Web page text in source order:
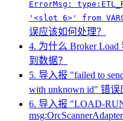
ErrorMsg:
'<slot 6>' from
误应该如何处理？
4. 为什么 Broker
到数据？
5. 导入报 "failed to
with unknown id" 错误
6. 导入报 "LOAD-